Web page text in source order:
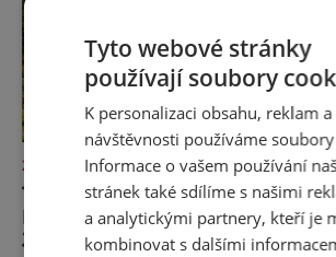
ZAJÍMAVOSTI
111 TIPŮ, KAM VYRAZIT ZA
DOBRODRUŽSTVÍM,
JEDINEČNÝMI ZÁŽITKY
Tyto webové stránky
používají soubory
K personalizaci obsahu, reklam
návštěvnosti používáme
Informace o vašem používání
stránek také sdílíme s našimi
a analytickými partnery, kteří je
kombinovat s dalšími